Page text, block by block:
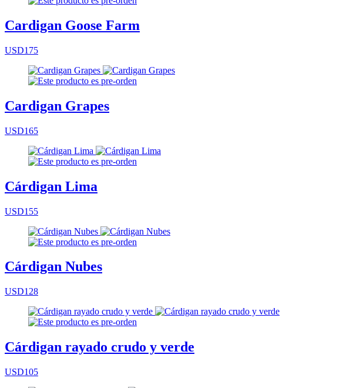
Cardigan Goose Farm
USD175
Cardigan Grapes
USD165
Cárdigan Lima
USD155
Cárdigan Nubes
USD128
Cárdigan rayado crudo y verde
USD105